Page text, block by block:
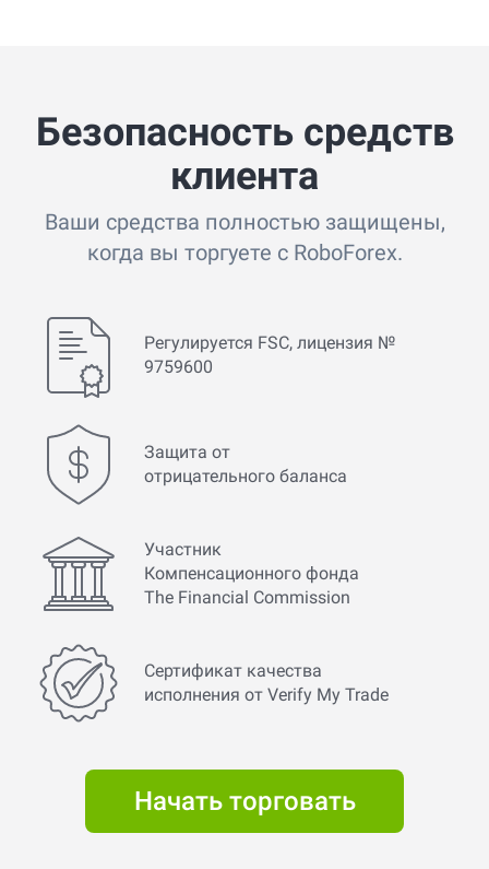
Безопасность средств
клиента
Ваши средства полностью защищены,
когда вы торгуете с RoboForex.
Регулируется FSC, лицензия №
9759600
Защита от
отрицательного баланса
Участник
Компенсационного фонда
The Financial Commission
Сертификат качества
исполнения от Verify My Trade
Начать торговать